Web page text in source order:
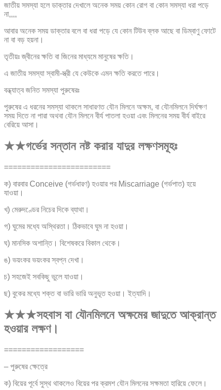
জাতীয় সমস্যা হলে ডাক্তার দেখালে অনেক সময় কোন রোগ বা কোন সমস্যা ধরা পড়ে
না,,,,
আবার অনেক সময় ডাক্তার বলে বা ধরা পড়ে যে কোন টিউব ব্লক আছে বা ডিম্বাণু ফোটে
না বা বড় হয়না।
তৃতীয়ঃ জ্বীনের ক্ষতি বা জিনের মাধ্যমে মানুষের ক্ষতি।
এ জাতীয় সমস্যা স্বামী-স্ত্রী যে কেউকে এমন ক্ষতি করতে পারে।
বন্ধ্যাত্ব জনিত সমস্যা পুরুষেরঃ
পুরুষের এ ধরনের সমস্যা থাকলে সাধারণত যৌন মিলনে অক্ষম, বা যৌনমিলনে দির্ঘক্ষণ
সময় দিতে না পারা অথবা যৌন মিলনে বীর্য পাতলা হওয়া এবং মিলনের সময় বীর্য বাইরে
বেরিয়ে আসা।
★★গর্ভের সন্তান নষ্ট করার যাদুর লক্ষণসমূহঃ
========================
ক) বারবার Conceive (গর্ভধারণ) হওয়ার পর Miscarriage (গর্ভপাত) হয়ে
যাওয়া।
খ) মেরুদণ্ডের নিচের দিকে ব্যাথা।
গ) ঘুমের মধ্যে অস্থিরতা। ঠিকভাবে ঘুম না হওয়া।
ঘ) মানসিক অশান্তি। বিশেষকরে বিকাল থেকে।
ঙ) ভয়ংকর ভয়ংকর স্বপ্ন দেখা।
চ) সহজেই সবকিছু ভুলে যাওয়া।
ছ) বুকের মধ্যে শক্ত বা ভারি ভারি অনুভূত হওয়া। ইত্যাদি।
★★★সহবাস বা যৌনমিলনে অক্ষমের জাদুতে আক্রান্ত
হওয়ার লক্ষণ।
==================
– পুরুষের ক্ষেত্রে
ক) বিয়ের পূর্বে সুস্থ থাকলেও বিয়ের পর ক্রমশ যৌন মিলনের সক্ষমতা হারিয়ে ফেলে।